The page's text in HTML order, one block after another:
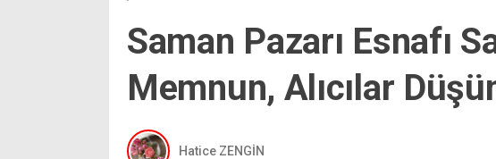
Saman Pazarı Esnafı
Memnun, Alıcılar
Hatice ZENGİN